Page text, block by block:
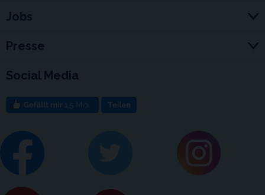
Jobs
Presse
Social Media